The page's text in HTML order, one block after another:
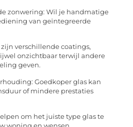
zonwering: Wil je handmatige
van geïntegreerde
zijn verschillende coatings,
onzichtbaar terwijl andere
geven.
Goedkoper glas kan
of mindere prestaties
om het juiste type glas te